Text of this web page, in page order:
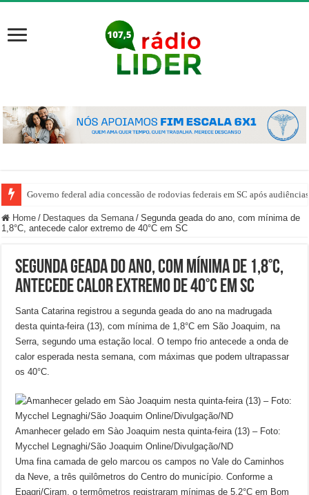
Governo federal adia concessão de rodovias federais em SC após audiências
Home / Destaques da Semana / Segunda geada do ano, com mínima de
1,8°C, antecede calor extremo de 40°C em SC
Segunda geada do ano, com mínima de 1,8°C,
antecede calor extremo de 40°C em SC
Santa Catarina registrou a segunda geada do ano na madrugada
desta quinta-feira (13), com mínima de 1,8°C em São Joaquim, na
Serra, segundo uma estação local. O tempo frio antecede a onda de
calor esperada nesta semana, com máximas que podem ultrapassar
os 40°C.
Amanhecer gelado em Sào Joaquim nesta quinta-feira (13) – Foto:
Mycchel Legnaghi/São Joaquim Online/Divulgação/ND
Uma fina camada de gelo marcou os campos no Vale do Caminhos
da Neve, a três quilômetros do Centro do município. Conforme a
Epagri/Ciram, o termômetros registraram mínimas de 5,2°C em Bom